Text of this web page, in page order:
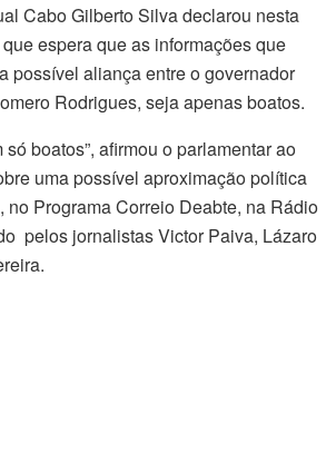
Cabo Gilberto Silva declarou nesta
espera que as informações que
possível aliança entre o governador
Rodrigues, seja apenas boatos.
só boatos”, afirmou o parlamentar ao
uma possível aproximação política
no Programa Correio Deabte, na Rádio
pelos jornalistas Victor Paiva, Lázaro